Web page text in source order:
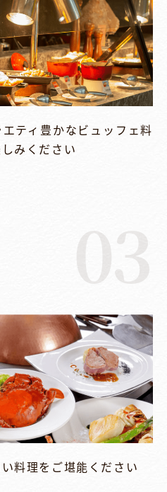
ティ豊かなビュッフェ料
みください
03
料理をご堪能ください